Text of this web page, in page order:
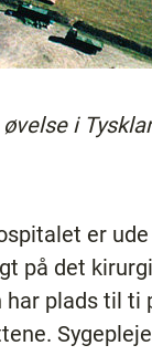
i
er
på det
plads til ti